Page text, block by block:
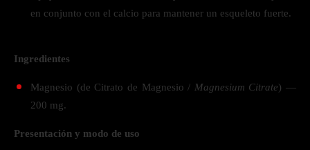
en conjunto con el calcio para mantener un esqueleto fuerte.
Ingredientes
Magnesio (de Citrato de Magnesio / Magnesium Citrate) —
200 mg.
Presentación y modo de uso